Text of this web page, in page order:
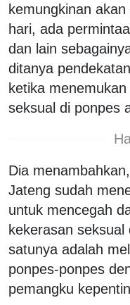
kemungkinan
hari, ada
dan lain
ditanya
ketika
seksual di ponpes
Dia
Jateng sudah
untuk mencegah
kekerasan
satunya adalah
ponpes-ponpes
pemangku